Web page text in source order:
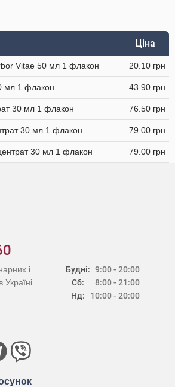
Ціна
Vitae 50 мл 1 флакон 20.10 грн
мл 1 флакон 43.90 грн
30 мл 1 флакон 76.50 грн
30 мл 1 флакон 79.00 грн
30 мл 1 флакон 79.00 грн
Будні:
Сб:
Нд:
9:00 - 20:00
8:00 - 21:00
10:00 - 20:00
і